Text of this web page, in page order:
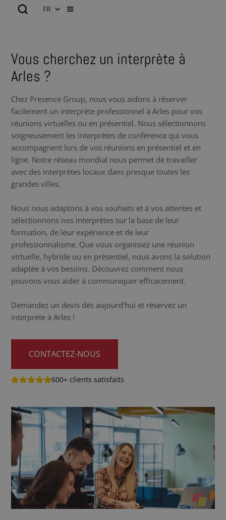
FR
Vous cherchez un interprète à
Arles ?
Chez Presence Group, nous vous aidons à réserver
facilement un interprète professionnel à Arles pour vos
réunions virtuelles ou en présentiel. Nous sélectionnons
soigneusement les interprètes de conférence qui vous
accompagnent lors de vos réunions en présentiel et en
ligne. Notre réseau mondial nous permet de travailler
avec des interprètes locaux dans presque toutes les
grandes villes.
Nous nous adaptons à vos souhaits et à vos attentes et
sélectionnons nos interprètes sur la base de leur
formation, de leur expérience et de leur
professionnalisme. Que vous organisiez une réunion
virtuelle, hybride ou en présentiel, nous avons la solution
adaptée à vos besoins. Découvrez comment nous
pouvons vous aider à communiquer efficacement.
Demandez un devis dès aujourd’hui et réservez un
interprète à Arles !
CONTACTEZ-NOUS
600+ clients satisfaits